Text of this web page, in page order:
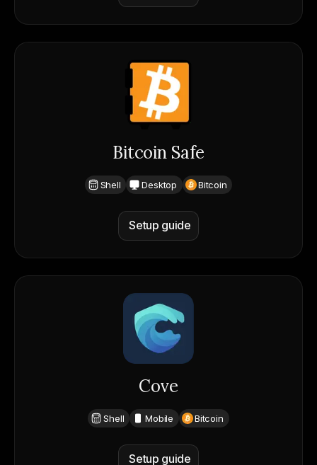
Bitcoin Safe
Shell Desktop Bitcoin
Setup guide
Cove
Shell Mobile Bitcoin
Setup guide